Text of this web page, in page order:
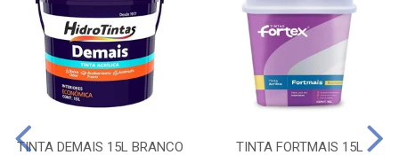
TINTA DEMAIS 15L BRANCO TINTA FORTMAIS 15L